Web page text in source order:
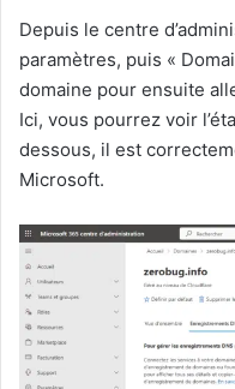
Depuis le centre
paramètres, puis «
domaine pour ensuite
Ici, vous pourrez voir
dessous, il est
Microsoft.